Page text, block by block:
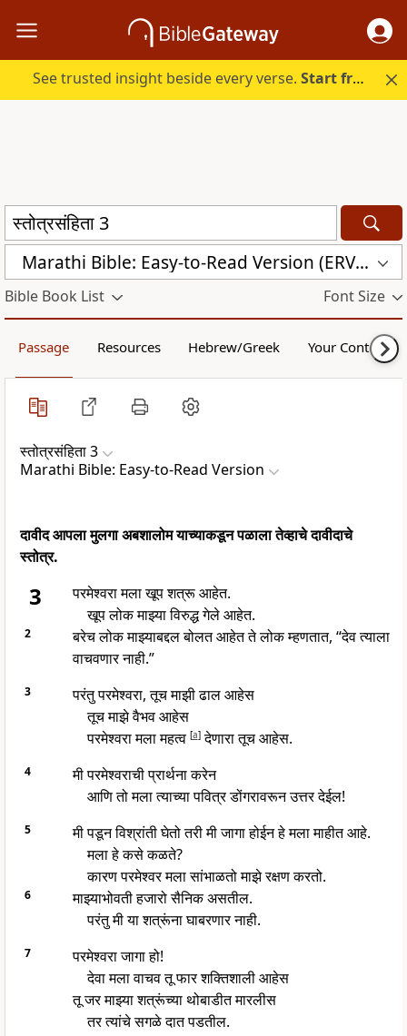
See trusted insight beside every verse.Start free.
Marathi Bible: Easy-to-Read Version (ERV-MR)
Bible Book List Font Size
Passage Resources Hebrew/Greek Your Content
स्तोत्रसंहिता 3
Marathi Bible: Easy-to-Read Version
दावीद आपला मुलगा अबशालोम याच्याकडून पळाला तेव्हाचे दावीदाचे
स्तोत्र.
3
परमेश्वरा मला खूप शत्रू आहेत.
खूप लोक माझ्या विरुद्ध गेले आहेत.
2
बरेच लोक माझ्याबद्दल बोलत आहेत ते लोक म्हणतात, “देव त्याला
वाचवणार नाही.”
3
परंतु परमेश्वरा, तूच माझी ढाल आहेस
तूच माझे वैभव आहेस
परमेश्वरा मला महत्व [a]देणारा तूच आहेस.
4
मी परमेश्वराची प्रार्थना करेन
आणि तो मला त्याच्या पवित्र डोंगरावरून उत्तर देईल!
5
मी पडून विश्रांती घेतो तरी मी जागा होईन हे मला माहीत आहे.
मला हे कसे कळते?
कारण परमेश्वर मला सांभाळतो माझे रक्षण करतो.
6
माझ्याभोवती हजारो सैनिक असतील.
परंतु मी या शत्रूंना घाबरणार नाही.
7
परमेश्वरा जागा हो!
देवा मला वाचव तू फार शक्तिशाली आहेस
तू जर माझ्या शत्रूंच्या थोबाडीत मारलीस
तर त्यांचे सगळे दात पडतील.